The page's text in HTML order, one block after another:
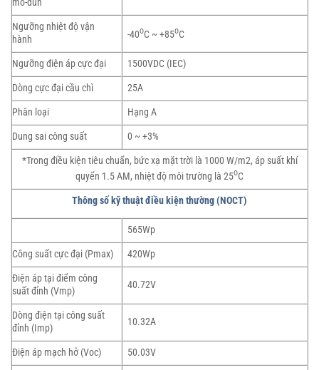
mô-dun
Ngưỡng nhiệt độ vận
hành
-40oC ~ +85oC
Ngưỡng điện áp cực đại
1500VDC (IEC)
Dòng cực đại cầu chì
25A
Phân loại
Hạng A
Dung sai công suất
0 ~ +3%
*Trong điều kiện tiêu chuẩn, bức xạ mặt trời là 1000 W/m2, áp suất khí
quyển 1.5 AM, nhiệt độ môi trường là 25oC
Thông số kỹ thuật điều kiện thường (NOCT)
565Wp
Công suất cực đại (Pmax)
420Wp
Điện áp tại điểm công
suất đỉnh (Vmp)
40.72V
Dòng điện tại công suất
đỉnh (Imp)
10.32A
Điện áp mạch hở (Voc)
50.03V